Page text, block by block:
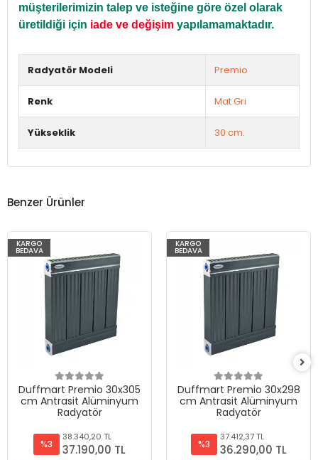
müşterilerimizin talep ve isteğine göre özel olarak
üretildiği için iade ve değişim yapılamamaktadır.
Radyatör Modeli Premio
Renk Mat Gri
Yükseklik 30 cm.
Benzer Ürünler
KARGO
BEDAVA
Duffmart Premio 30x305
cm Antrasit Alüminyum
Radyatör
%3
38.340,20 TL
37.190,00 TL
KARGO
BEDAVA
Duffmart Premio 30x298
cm Antrasit Alüminyum
Radyatör
%3
37.412,37 TL
36.290,00 TL